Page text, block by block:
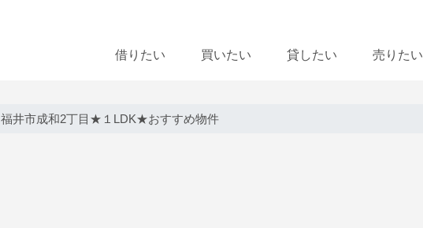
借りたい 買いたい 貸したい 売りたい
福井市成和2丁目★１LDK★おすすめ物件